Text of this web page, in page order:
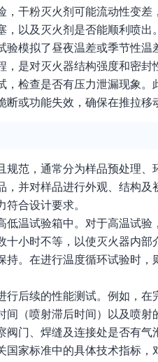
，干粉灭火剂可能流动性变
以及灭火剂是否能顺利喷出。
验模拟了昼夜温差或季节性
是对灭火器结构强度和密
，检查是否有压力泄漏现象
或功能失效，确保在推拉移
范，通常分为样品预处理
并对样品进行外观、结构
合设计要求。
低温试验箱中。对于高温试
小时不等，以使灭火器内
持。在进行温度循环试验时
行后续的性能测试。例如，
（喷射滞后时间）以及喷
门、焊缝及连接处是否有气
家标准中的具体技术指标